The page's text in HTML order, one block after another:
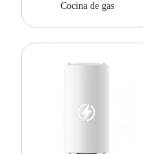
Cocina de gas